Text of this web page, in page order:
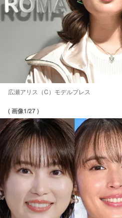
広瀬アリス（C）モデルプレス
( 画像1/27 )